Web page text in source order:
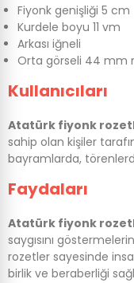
Fiyonk genişliği 5 cm
Kurdele boyu 11 vm
Arkası iğneli
Orta görseli 44 mm
Kullanıcıları
Atatürk fiyonk
sahip olan kişiler
bayramlarda,
Faydaları
Atatürk fiyonk
saygısını
rozetler sayesinde
birlik ve beraberliği